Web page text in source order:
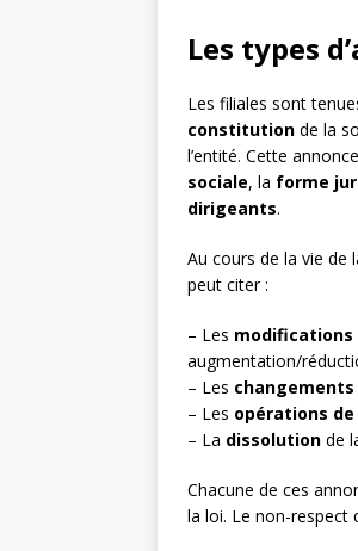
Les types
Les filiales sont
constitution de la
l’entité. Cette
sociale, la forme
dirigeants.
Au cours de la vie de
peut citer :
– Les
augmentation/
– Les
– Les opérations
– La dissolution de
Chacune de ces
la loi. Le non-respect